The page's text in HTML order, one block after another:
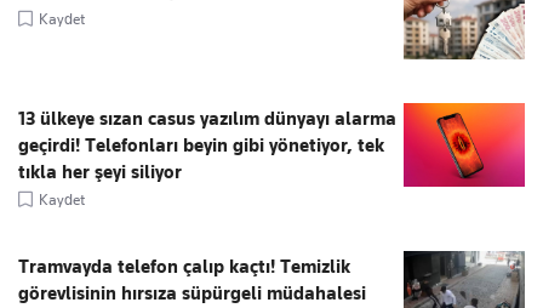
Kaydet
13 ülkeye sızan casus yazılım dünyayı alarma
geçirdi! Telefonları beyin gibi yönetiyor, tek
tıkla her şeyi siliyor
Kaydet
Tramvayda telefon çalıp kaçtı! Temizlik
görevlisinin hırsıza süpürgeli müdahalesi